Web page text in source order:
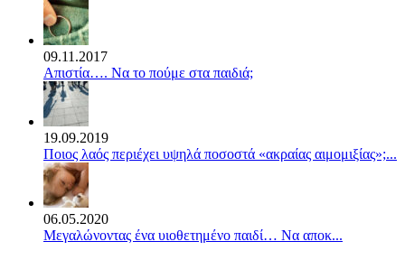
09.11.2017
Απιστία…. Να το πούμε στα παιδιά;
19.09.2019
Ποιος λαός περιέχει υψηλά ποσοστά «ακραίας αιμομιξίας»;...
06.05.2020
Mεγαλώνοντας ένα υιοθετημένο παιδί… Να αποκ...